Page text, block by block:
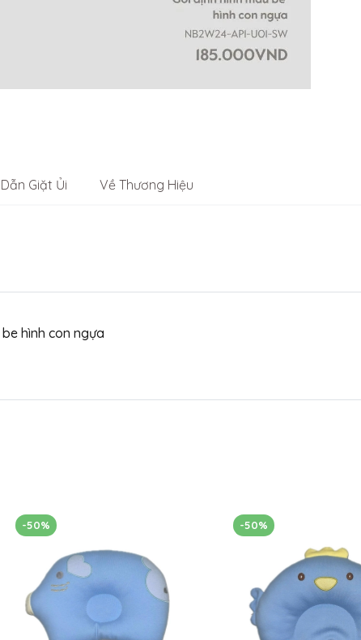
Giặt Ủi Về Thương Hiệu
hình con ngựa
-50% -50%